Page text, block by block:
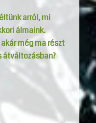
arról, mi
álmaink.
még ma részt
átváltozásban?